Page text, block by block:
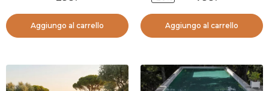
Aggiungo al carrello Aggiungo al carrello